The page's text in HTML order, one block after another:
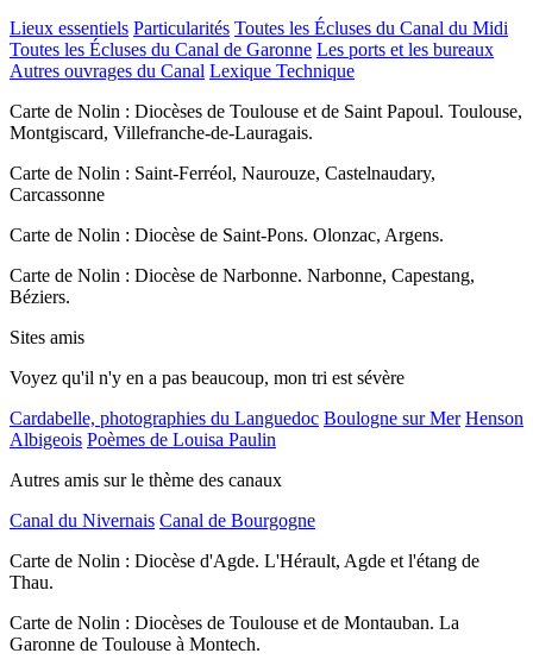
Lieux essentiels Particularités Toutes les Écluses du Canal du Midi
Toutes les Écluses du Canal de Garonne Les ports et les bureaux
Autres ouvrages du Canal Lexique Technique
Carte de Nolin : Diocèses de Toulouse et de Saint Papoul. Toulouse,
Montgiscard, Villefranche-de-Lauragais.
Carte de Nolin : Saint-Ferréol, Naurouze, Castelnaudary,
Carcassonne
Carte de Nolin : Diocèse de Saint-Pons. Olonzac, Argens.
Carte de Nolin : Diocèse de Narbonne. Narbonne, Capestang,
Béziers.
Sites amis
Voyez qu'il n'y en a pas beaucoup, mon tri est sévère
Cardabelle, photographies du Languedoc Boulogne sur Mer Henson
Albigeois Poèmes de Louisa Paulin
Autres amis sur le thème des canaux
Canal du Nivernais Canal de Bourgogne
Carte de Nolin : Diocèse d'Agde. L'Hérault, Agde et l'étang de
Thau.
Carte de Nolin : Diocèses de Toulouse et de Montauban. La
Garonne de Toulouse à Montech.